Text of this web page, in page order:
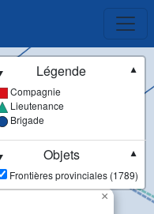
×
Légende
▼
Compagnie
Lieutenance
Brigade
Objets
▼
Frontières provinciales (1789)